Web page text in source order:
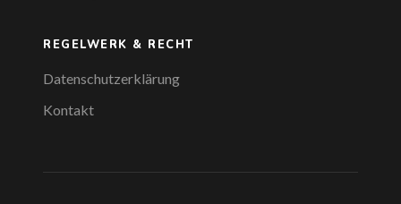
REGELWERK & RECHT
Datenschutzerklärung
Kontakt